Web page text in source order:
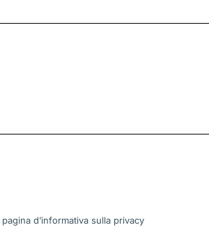
d’informativa sulla privacy